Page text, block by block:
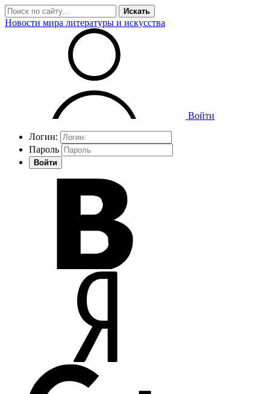
Искать
Новости мира литературы и искусства
Войти
Логин:
Пароль
Войти